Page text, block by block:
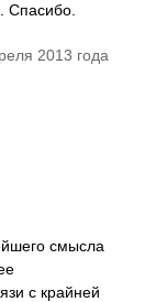
Спасибо.
2013 года
смысла
с крайней